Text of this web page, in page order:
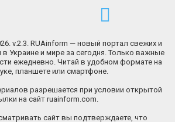
v.2.3. RUAinform — новый портал свежих и
в Украине и мире за сегодня. Только важные
ежедневно. Читай в удобном формате на
планшете или смартфоне.
разрешается при условии открытой
на сайт ruainform.com.
сайт вы подтверждаете, что